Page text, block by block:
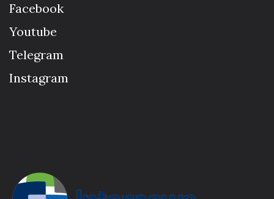
Facebook
Youtube
Telegram
Instagram